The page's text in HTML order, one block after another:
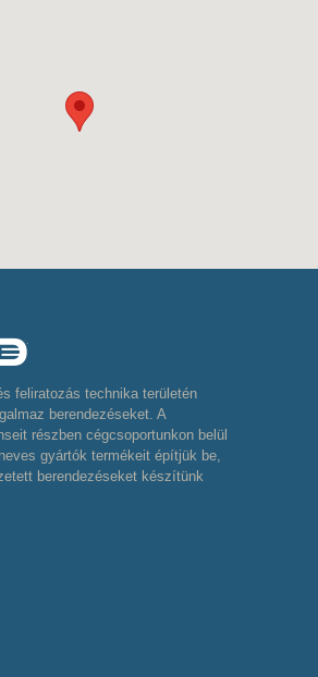
feliratozás technika területén
berendezéseket. A
részben cégcsoportunkon belül
gyártók termékeit építjük be,
berendezéseket készítünk